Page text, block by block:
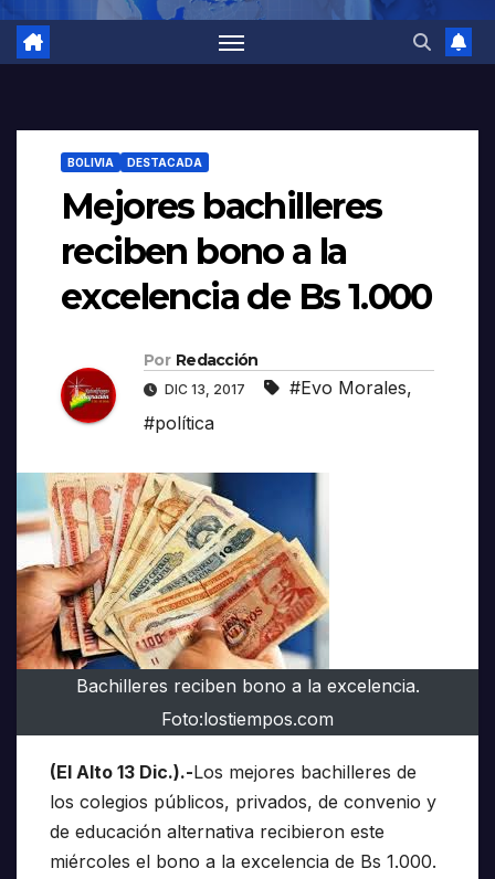
BOLIVIA DESTACADA
Mejores bachilleres
reciben bono a la
excelencia de Bs 1.000
Por Redacción
DIC 13, 2017 #Evo Morales,
#política
Bachilleres reciben bono a la excelencia.
Foto:lostiempos.com
(El Alto 13 Dic.).-Los mejores bachilleres de
los colegios públicos, privados, de convenio y
de educación alternativa recibieron este
miércoles el bono a la excelencia de Bs 1.000.